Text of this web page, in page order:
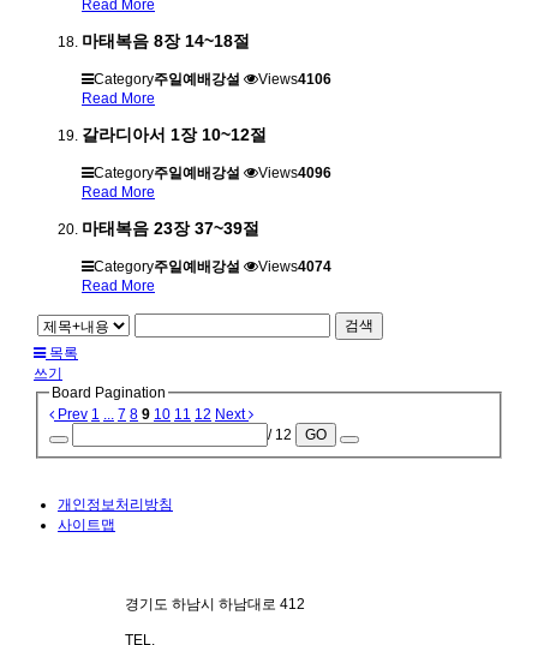
Read More
마태복음 8장 14~18절
Category주일예배강설 Views4106
Read More
갈라디아서 1장 10~12절
Category주일예배강설 Views4096
Read More
마태복음 23장 37~39절
Category주일예배강설 Views4074
Read More
검색
목록
쓰기
Board Pagination
Prev 1 ... 7 8 9 10 11 12 Next
/ 12
GO
개인정보처리방침
사이트맵
경기도 하남시 하남대로 412
TEL.070-4101-3578